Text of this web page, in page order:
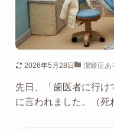
2026年5月28日 潔癖症あ
先日、「歯医者に行け
に言われました。（死